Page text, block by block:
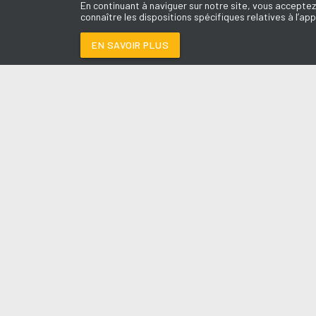
En continuant à naviguer sur notre site, vous
connaître les dispositions spécifiques relatives à
EN SAVOIR PLUS